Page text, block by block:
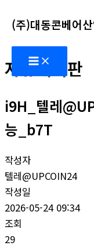
텐
츠
로
건
뛰
기
(주)대동콘베어
Main
Menu
자유게시판
i9H_텔레
능_b7T
작성자
텔레@UPCOIN24
작성일
2026-05-24 09:34
조회
29